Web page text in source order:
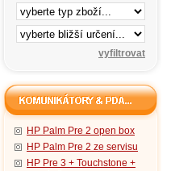
HP Palm Pre 2 open box
HP Palm Pre 2 ze servisu
HP Pre 3 + Touchstone +